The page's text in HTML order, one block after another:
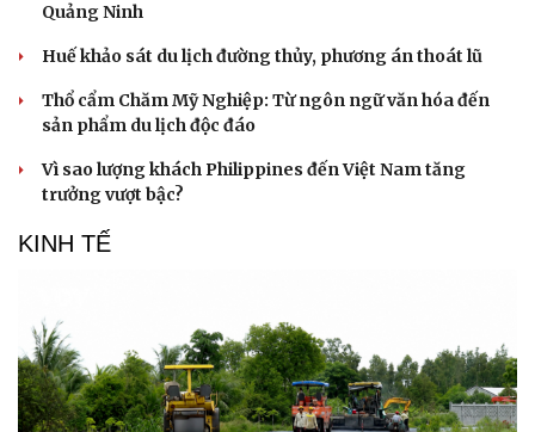
Quảng Ninh
Huế khảo sát du lịch đường thủy, phương án thoát lũ
Thổ cẩm Chăm Mỹ Nghiệp: Từ ngôn ngữ văn hóa đến
sản phẩm du lịch độc đáo
Vì sao lượng khách Philippines đến Việt Nam tăng
trưởng vượt bậc?
KINH TẾ